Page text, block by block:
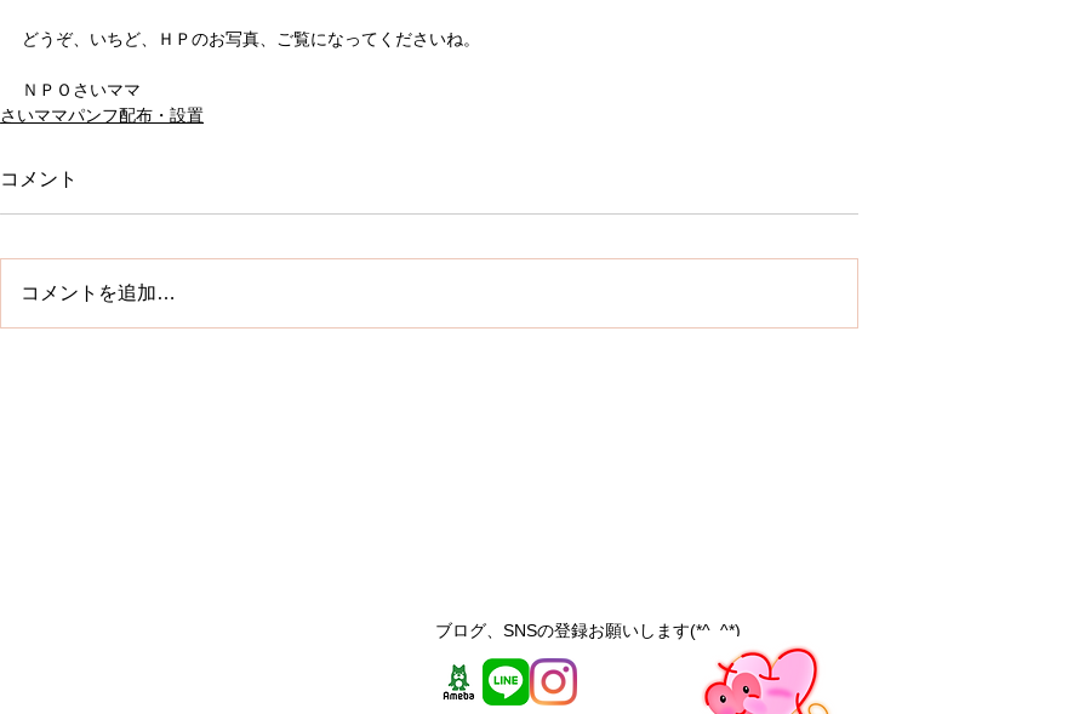
どうぞ、いちど、ＨＰのお写真、ご覧になってくださいね。
ＮＰＯさいママ
さいママパンフ配布・設置
コメント
コメントを追加…
ブログ、SNSの登録お願いします(*^_^*)